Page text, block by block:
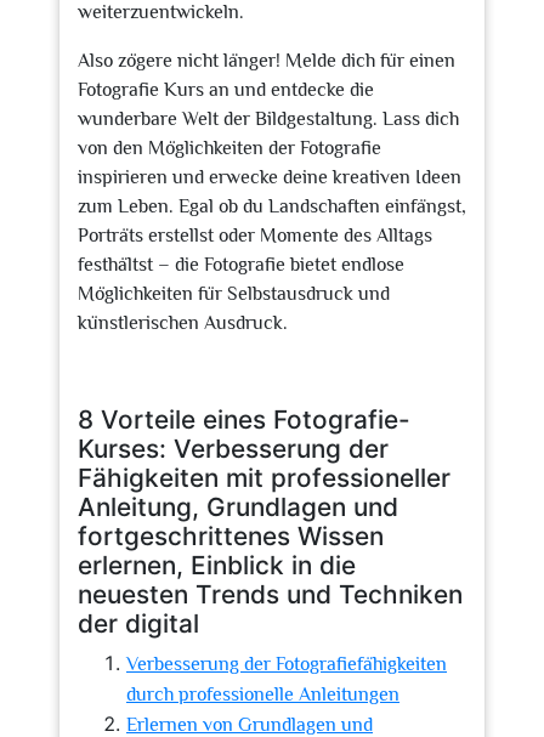
weiterzuentwickeln.
Also zögere nicht länger! Melde dich für einen
Fotografie Kurs an und entdecke die
wunderbare Welt der Bildgestaltung. Lass dich
von den Möglichkeiten der Fotografie
inspirieren und erwecke deine kreativen Ideen
zum Leben. Egal ob du Landschaften einfängst,
Porträts erstellst oder Momente des Alltags
festhältst – die Fotografie bietet endlose
Möglichkeiten für Selbstausdruck und
künstlerischen Ausdruck.
8 Vorteile eines Fotografie-
Kurses: Verbesserung der
Fähigkeiten mit professioneller
Anleitung, Grundlagen und
fortgeschrittenes Wissen
erlernen, Einblick in die
neuesten Trends und Techniken
der digital
Verbesserung der Fotografiefähigkeiten
durch professionelle Anleitungen
Erlernen von Grundlagen und